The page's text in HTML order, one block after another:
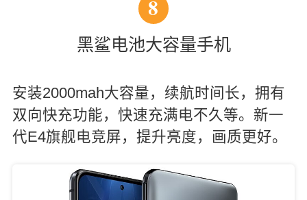
8
黑鲨电池大容量手机
安装2000mah大容量，续航时间长，拥有
双向快充功能，快速充满电不久等。新一
代E4旗舰电竞屏，提升亮度，画质更好。